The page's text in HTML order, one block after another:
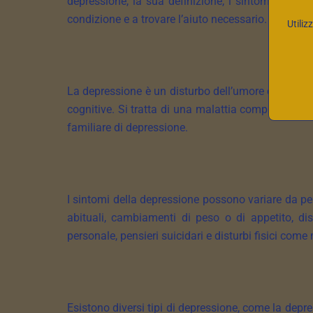
condizione e a trovare l’aiuto necessario.
La depressione è un disturbo dell’umore
cognitive. Si tratta di una malattia complessa
familiare di depressione.
I sintomi della depressione possono variare da
abituali, cambiamenti di peso o di appetito,
personale, pensieri suicidari e disturbi fisici
Esistono diversi tipi di depressione, come la